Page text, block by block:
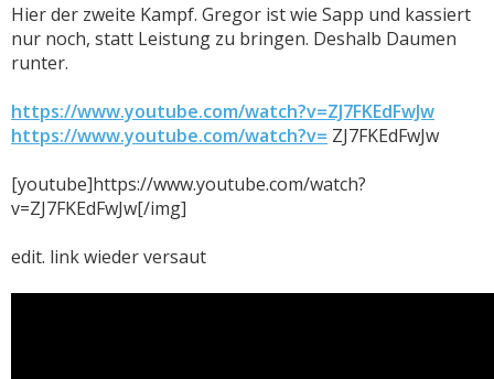
Hier der zweite Kampf. Gregor ist wie Sapp und kassiert
nur noch, statt Leistung zu bringen. Deshalb Daumen
runter.
https://www.youtube.com/watch?v=ZJ7FKEdFwJw
https://www.youtube.com/watch?v= ZJ7FKEdFwJw
[youtube]https://www.youtube.com/watch?
v=ZJ7FKEdFwJw[/img]
edit. link wieder versaut